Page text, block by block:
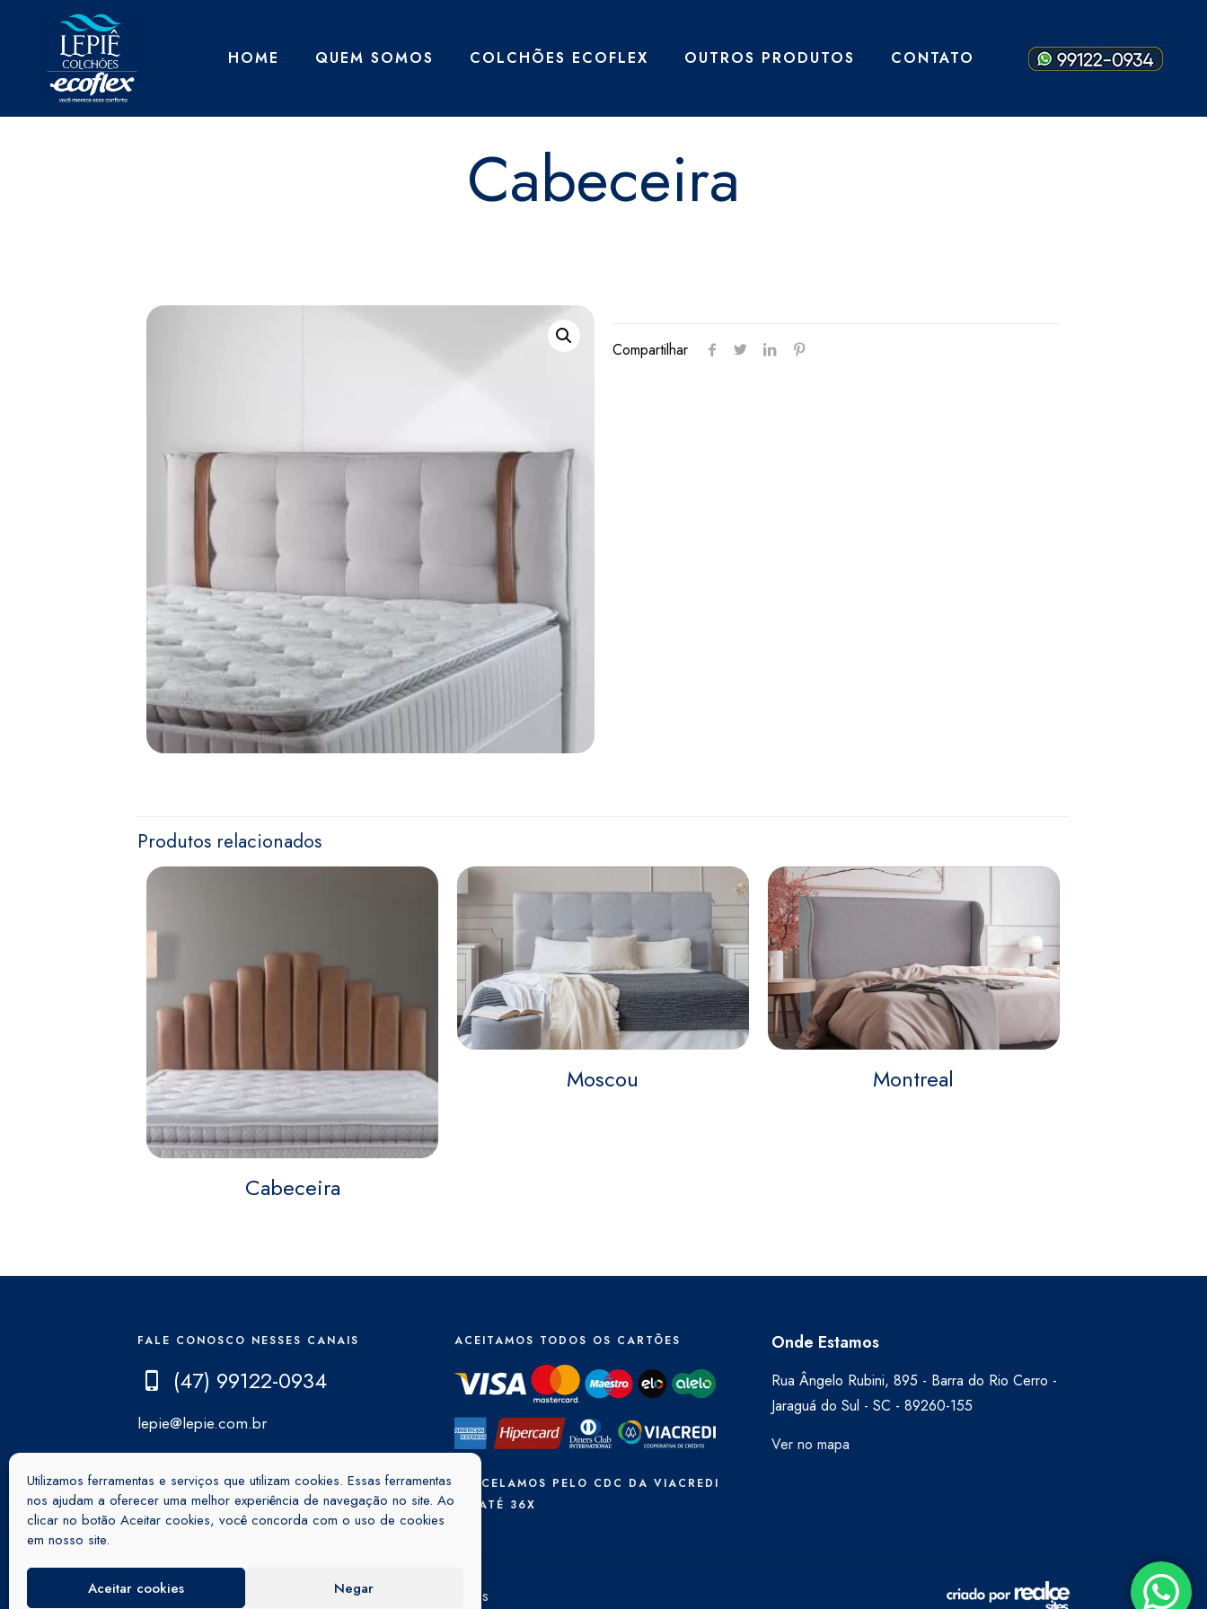
Utilizamos ferramentas e serviços que utilizam cookies. Essas ferramentas
nos ajudam a oferecer uma melhor experiência de navegação no site. Ao
clicar no botão Aceitar cookies, você concorda com o uso de cookies
em nosso site.
Aceitar cookies Negar
HOME QUEM SOMOS COLCHÕES ECOFLEX OUTROS PRODUTOS CONTATO
Cabeceira
Compartilhar
Produtos relacionados
Cabeceira
Moscou Montreal
FALE CONOSCO NESSES CANAIS
(47) 99122-0934
lepie@lepie.com.br
ACEITAMOS TODOS OS CARTÕES
PARCELAMOS PELO CDC DA VIACREDI
EM ATÉ 36X
Onde Estamos
Rua Ângelo Rubini, 895 - Barra do Rio Cerro -
Jaraguá do Sul - SC - 89260-155
Ver no mapa
2021 - Lepiê Colchões e Estofados -Política de Cookies